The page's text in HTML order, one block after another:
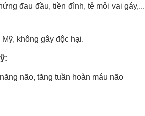
đau đầu, tiền đình, tê mỏi vai gáy,...
không gây độc hại.
não, tăng tuần hoàn máu não